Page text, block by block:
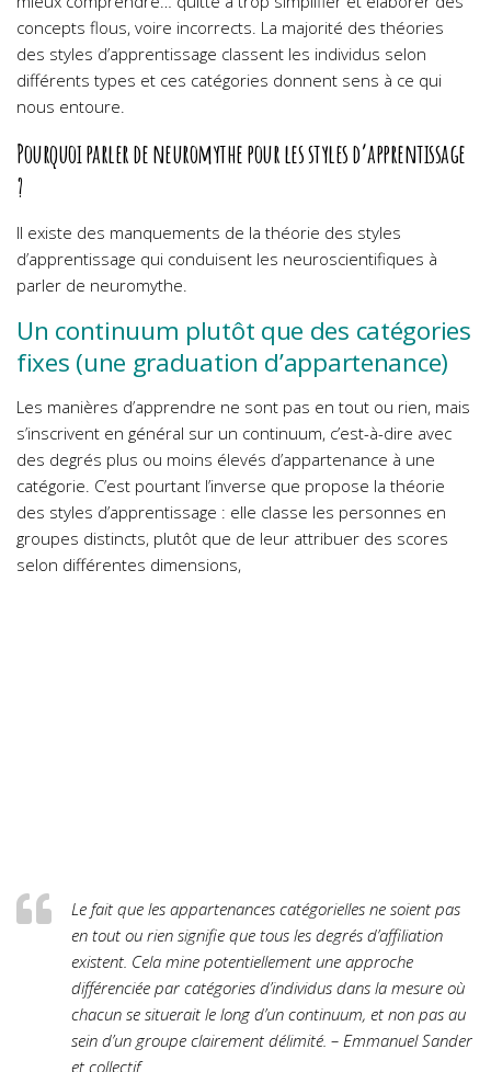
concepts flous, voire incorrects. La majorité des théories
des styles d’apprentissage classent les individus selon
différents types et ces catégories donnent sens à ce qui
nous entoure.
Pourquoi parler de neuromythe pour les styles d’apprentissage
?
Il existe des manquements de la théorie des styles
d’apprentissage qui conduisent les neuroscientifiques à
parler de neuromythe.
Un continuum plutôt que des catégories
fixes (une graduation d’appartenance)
Les manières d’apprendre ne sont pas en tout ou rien, mais
s’inscrivent en général sur un continuum, c’est-à-dire avec
des degrés plus ou moins élevés d’appartenance à une
catégorie. C’est pourtant l’inverse que propose la théorie
des styles d’apprentissage : elle classe les personnes en
groupes distincts, plutôt que de leur attribuer des scores
selon différentes dimensions,
Le fait que les appartenances catégorielles ne soient pas
en tout ou rien signifie que tous les degrés d’affiliation
existent. Cela mine potentiellement une approche
différenciée par catégories d’individus dans la mesure où
chacun se situerait le long d’un continuum, et non pas au
sein d’un groupe clairement délimité. – Emmanuel Sander
et collectif